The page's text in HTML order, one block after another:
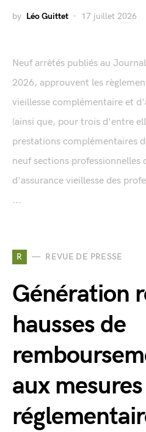
by Léo Guittet 17 juillet 2026
Neuf arrêtés publiés au
2026, approuvent les
vieillesse complémentaire et
(ainsi que, pour trois d'entre
prestations complémentaires
neuf sections professionnelles
d'assurance vieillesse des
...
R REVUE DE PRESSE
Génération
hausses de
aux mesures